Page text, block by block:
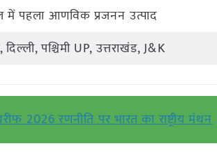
में पहला आणविक प्रजनन उत्पाद
पश्चिमी UP, उत्तराखंड, J&K
रणनीति पर भारत का राष्ट्रीय मंथन